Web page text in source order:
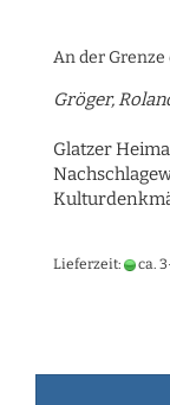
An der Grenze
Gröger,
Glatzer
Lieferzeit: ca.